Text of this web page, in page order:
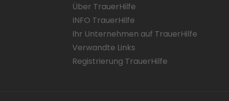
Über TrauerHilfe
INFO TrauerHilfe
Ihr Unternehmen auf TrauerHilfe
Verwandte Links
Registrierung TrauerHilfe